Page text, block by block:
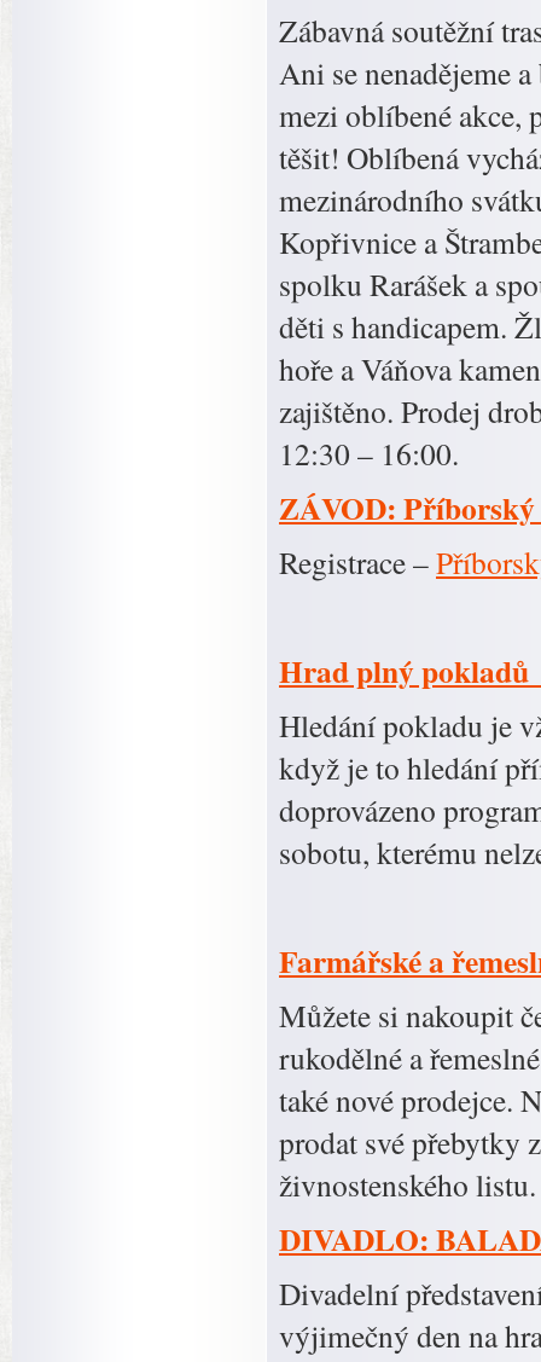
Zábavná soutěžní
Ani se nenadějeme
mezi oblíbené akce,
těšit! Oblíbená
mezinárodního
Kopřivnice a
spolku Rarášek a
děti s handicapem.
hoře a Váňova
zajištěno. Prodej
12:30 – 16:00.
ZÁVOD:
Registrace –
Hrad plný
Hledání pokladu je
když je to hledání
doprovázeno
sobotu, kterému
Farmářské a
Můžete si nakoupit
rukodělné a
také nové prodejce.
prodat své přebytky
živnostenského
DIVADLO:
Divadelní
výjimečný den na